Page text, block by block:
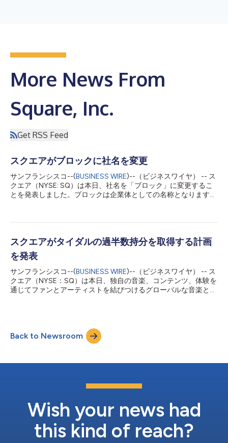
More News From
Square, Inc.
Get RSS Feed
スクエアがブロックに社名を変更
サンフランシスコ--(BUSINESS WIRE)--（ビジネスワイヤ） -- ス
クエア（NYSE: SQ）は本日、社名を「ブロック」に変更するこ
とを発表しました。ブロックは企業体としての名称となります。
ムを提供する当社の販売者向け事業の名称となりました。今回の
スクエア・ブランドを所有します。 ブロックへの社名変更は、
当社の成長を示すものです。2009年の設立以来、当社は事業と
して、キャッシュアップ（Cash App）、TIDAL、TBD54566975
を追加してきましたが、今回の社名変更により、さらなる成長の
余地が生まれました。ブロックは、経済エンパワメントという目
的で結ばれた多くの事業から成る包括的なエコシステムであり、
個人、アーティスト、ファン、開発者、販売者など、多くの人々
スクエアがタイダルの過半数持分を取得する計画
を発表
サンフランシスコ--(BUSINESS WIRE)--（ビジネスワイヤ） -- ス
クエア（NYSE：SQ）は本日、独自の音楽、コンテンツ、体験を
通じてファンとアーティストを結びつけるグローバルな音楽とエ
9700万ドルを支払う予定であり、既存のアーティスト株主が残
りの持分保有者となります。タイダルはスクエア内で、セラーと
キャッシュ・アップのエコシステムと並んで独立的に活動しま
標が、ミュージシャンという新しい垂直市場へと拡大されます。
階で自分たちの夢をかなえるためのシステム、ツール、財政的自
由を手にするに値します。スクエアは成功に必要とされるツール
してきました。スクエアはまた、キャッシュ・アップを使って、
何百万もの顧客に向けて金融サービスの関連性を高め...
Back to Newsroom
Wish your news had
this kind of reach?